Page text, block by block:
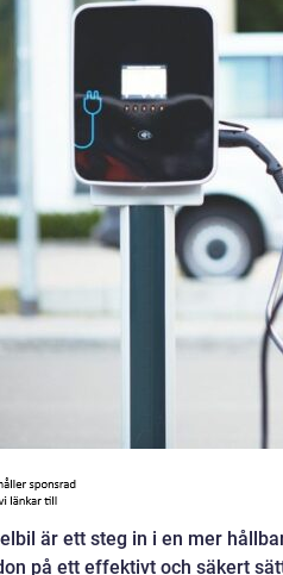
är ett steg in i en mer
på ett effektivt och säkert